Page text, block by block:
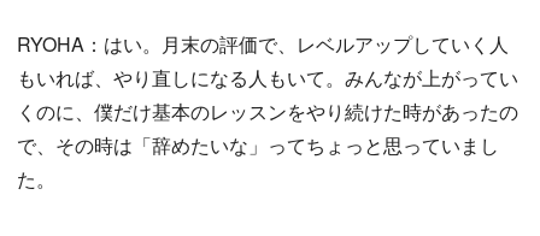
RYOHA：はい。月末の評価で、レベルアップしていく人
もいれば、やり直しになる人もいて。みんなが上がってい
くのに、僕だけ基本のレッスンをやり続けた時があったの
で、その時は「辞めたいな」ってちょっと思っていまし
た。